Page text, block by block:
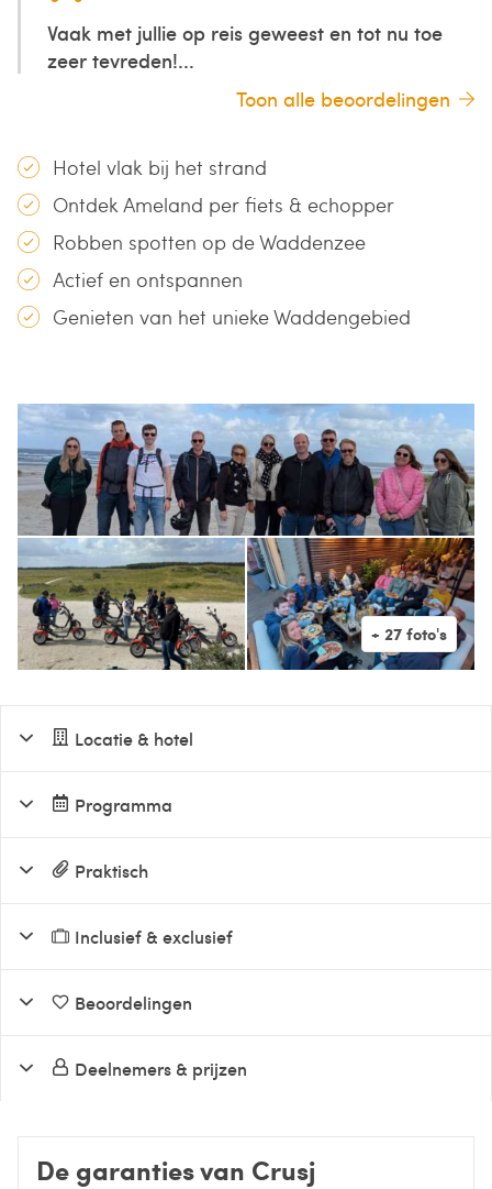
Vaak met jullie op reis geweest en tot nu toe
zeer tevreden!...
Toon alle beoordelingen
Hotel vlak bij het strand
Ontdek Ameland per fiets & echopper
Robben spotten op de Waddenzee
Actief en ontspannen
Genieten van het unieke Waddengebied
Locatie & hotel
Programma
Praktisch
Inclusief & exclusief
Beoordelingen
Deelnemers & prijzen
De garanties van Crusj